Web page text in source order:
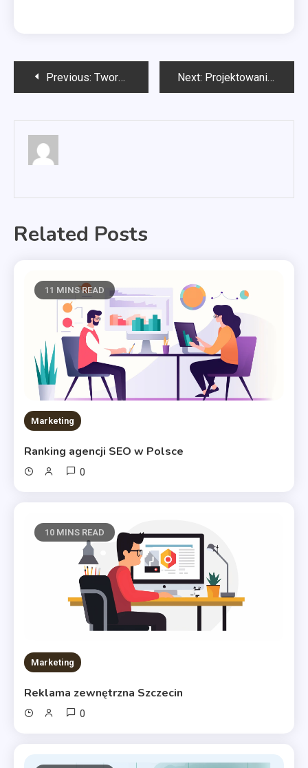
Nawigacja
Previous: Tworzenie stron internetowych Szczecin Next: Projektowanie stron internetowych Szczecin
Related Posts
11 MINS READ
Marketing
Ranking agencji SEO w Polsce
0
10 MINS READ
Marketing
Reklama zewnętrzna Szczecin
0